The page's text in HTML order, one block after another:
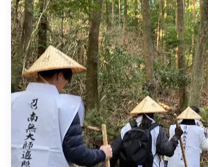
yang menyukai bunga dan
menakjubkan, mulailah perjalanan
Meinohama dan naik perahu ke Pulau
(https://assets.hldycdn.com/
![]
(https://assets.hldycdn.com/
![]
(https://assets.hldycdn.com/
![]
(https://assets.hldycdn.com/
![]
(https://assets.hldycdn.com/
malam hari dengan lampu kota yang
Taman Ohori: Taman yang damai
ideal untuk menangkap lanskap yang
keindahan alam. 5) Taman Maizuru: Taman bersejarah
dengan sisa-sisa Kastil Fukuoka,
perpaduan alam dan budaya untuk
yang menakjubkan. ■Informasi penting: ・Pada hari
pemotretan, kami akan mengambil
kamera film yang disediakan oleh
siapkan kamera film Anda sendiri
Terlepas dari jumlah film, waktu
jam. (Tergantung pada situasinya,